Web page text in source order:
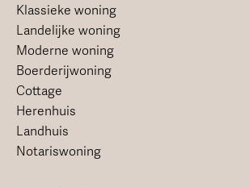
Klassieke woning
Landelijke woning
Moderne woning
Boerderijwoning
Cottage
Herenhuis
Landhuis
Notariswoning